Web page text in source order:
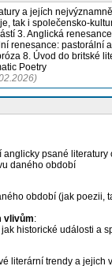
a jejích
tak i společensko-
3. Anglická
renesance:
8. Úvod do britské
Poetry
psané
daného období
období (jak poezii,
vlivům:
historické události a
literární trendy a jejich